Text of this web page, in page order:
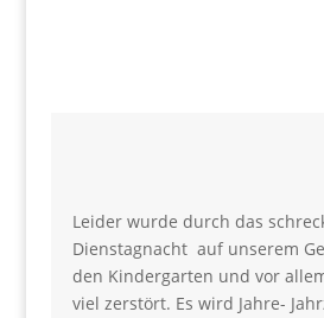
Leider wurde durch das
Dienstagnacht auf unserem
den Kindergarten und vor
viel zerstört. Es wird Jahre-